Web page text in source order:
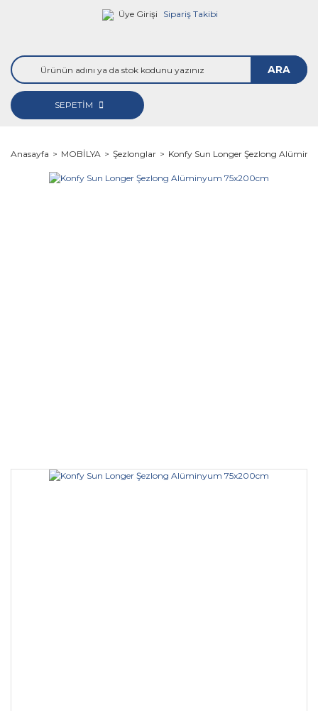
Üye Girişi Sipariş Takibi
ARA
SEPETİM
Anasayfa MOBİLYA Şezlonglar Konfy Sun Longer Şezlong